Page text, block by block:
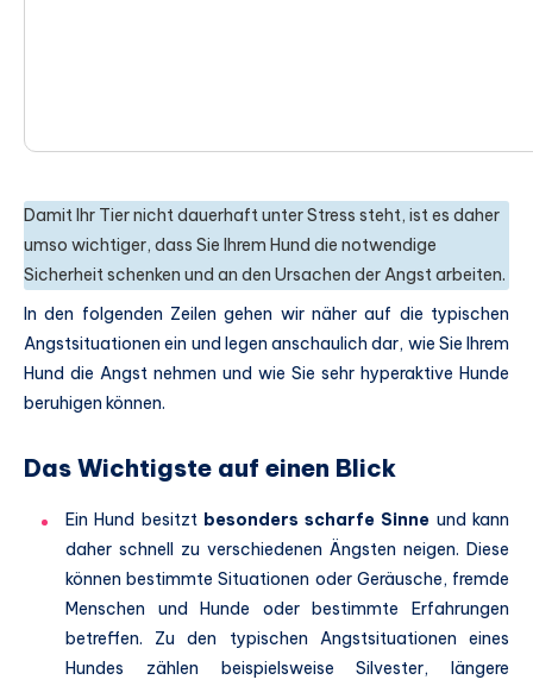
Damit Ihr Tier nicht dauerhaft unter Stress steht, ist es daher
umso wichtiger, dass Sie Ihrem Hund die notwendige
Sicherheit schenken und an den Ursachen der Angst arbeiten.
In den folgenden Zeilen gehen wir näher auf die typischen
Angstsituationen ein und legen anschaulich dar, wie Sie Ihrem
Hund die Angst nehmen und wie Sie sehr hyperaktive Hunde
beruhigen können.
Das Wichtigste auf einen Blick
Ein Hund besitzt besonders scharfe Sinne und kann
daher schnell zu verschiedenen Ängsten neigen. Diese
können bestimmte Situationen oder Geräusche, fremde
Menschen und Hunde oder bestimmte Erfahrungen
betreffen. Zu den typischen Angstsituationen eines
Hundes zählen beispielsweise Silvester, längere